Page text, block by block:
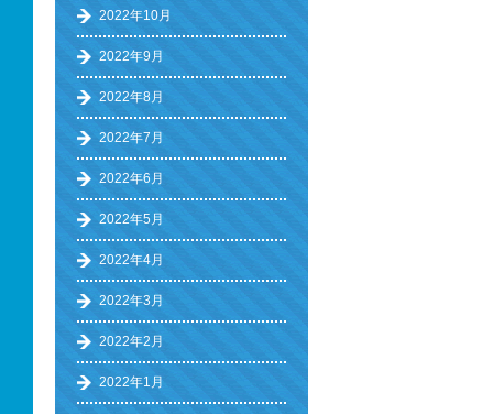
2022年10月
2022年9月
2022年8月
2022年7月
2022年6月
2022年5月
2022年4月
2022年3月
2022年2月
2022年1月